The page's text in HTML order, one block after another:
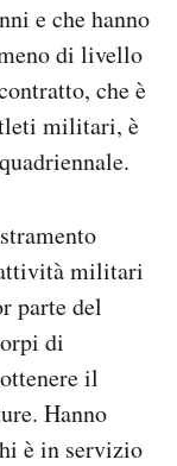
e che hanno
di livello
che è
militari, è
militari
parte del
di
il
Hanno
è in servizio